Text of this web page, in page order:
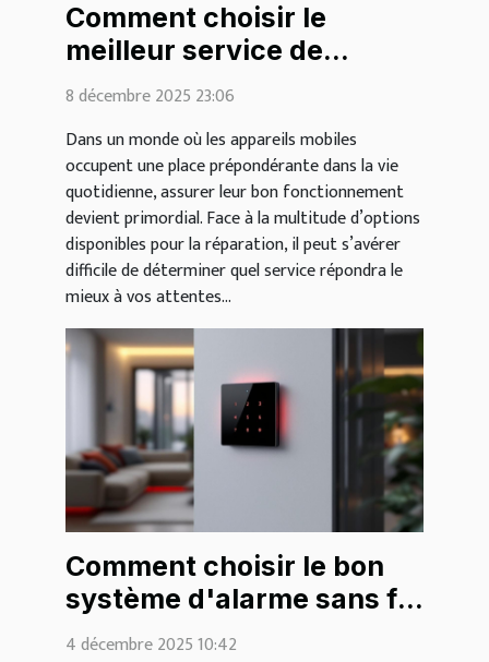
Comment choisir le
meilleur service de
réparation pour vos
8 décembre 2025 23:06
Dans un monde où les appareils mobiles
occupent une place prépondérante dans la vie
quotidienne, assurer leur bon fonctionnement
devient primordial. Face à la multitude d’options
disponibles pour la réparation, il peut s’avérer
difficile de déterminer quel service répondra le
mieux à vos attentes...
Comment choisir le bon
système d'alarme sans fil
pour vos besoins ?
4 décembre 2025 10:42